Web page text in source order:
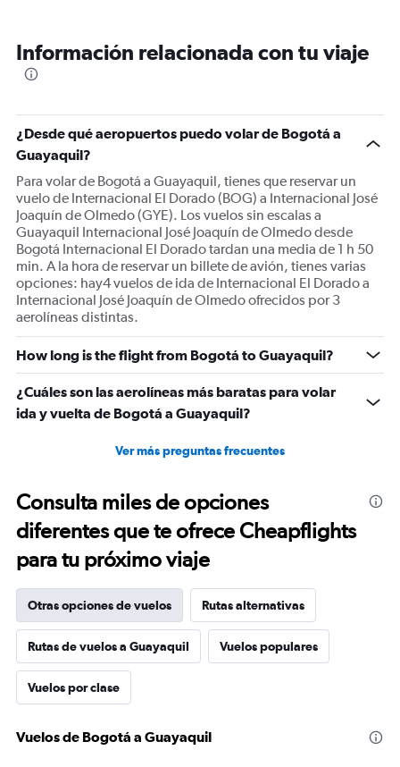
Información relacionada con tu viaje
¿Desde qué aeropuertos puedo volar de Bogotá a
Guayaquil?
Para volar de Bogotá a Guayaquil, tienes que reservar un
vuelo de Internacional El Dorado (BOG) a Internacional José
Joaquín de Olmedo (GYE). Los vuelos sin escalas a
Guayaquil Internacional José Joaquín de Olmedo desde
Bogotá Internacional El Dorado tardan una media de 1 h 50
min. A la hora de reservar un billete de avión, tienes varias
opciones: hay4 vuelos de ida de Internacional El Dorado a
Internacional José Joaquín de Olmedo ofrecidos por 3
aerolíneas distintas.
How long is the flight from Bogotá to Guayaquil?
¿Cuáles son las aerolíneas más baratas para volar
ida y vuelta de Bogotá a Guayaquil?
Ver más preguntas frecuentes
Consulta miles de opciones
diferentes que te ofrece Cheapflights
para tu próximo viaje
Otras opciones de vuelos Rutas alternativas
Rutas de vuelos a Guayaquil Vuelos populares
Vuelos por clase
Vuelos de Bogotá a Guayaquil